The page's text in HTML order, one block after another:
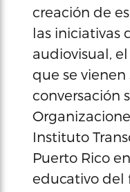
creación de
las iniciativas
audiovisual,
que se
conversación
Instituto
Puerto Rico
educativo del